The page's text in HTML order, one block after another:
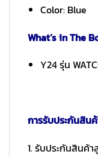
Color: Blue
What’s in The
Y24 รุ่น
การรับประกันสิน
1. รับประกันสินค้